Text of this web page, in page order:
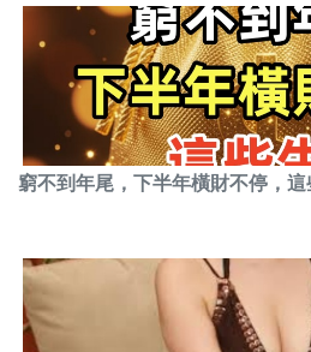
窮不到年尾，下半年橫財不停，這